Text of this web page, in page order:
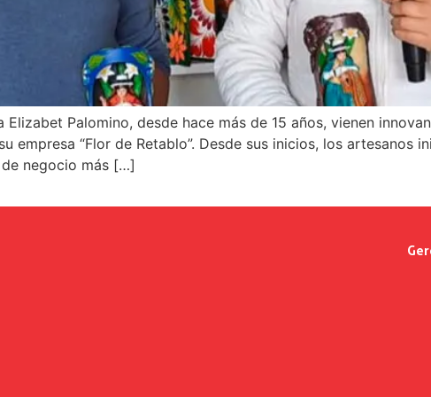
Elizabet Palomino, desde hace más de 15 años, vienen
empresa “Flor de Retablo”. Desde sus inicios, los artesanos
negocio más […]